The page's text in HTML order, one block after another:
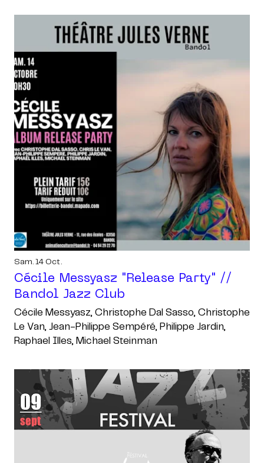
Sam. 14 Oct.
Cécile Messyasz "release Party" //
Bandol Jazz Club
Cécile Messyasz, Christophe Dal Sasso, Christophe
Le Van, Jean-Philippe Sempéré, Philippe Jardin,
Raphael Illes, Michael Steinman